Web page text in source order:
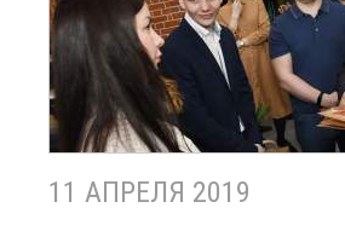
11 АПРЕЛЯ 2019